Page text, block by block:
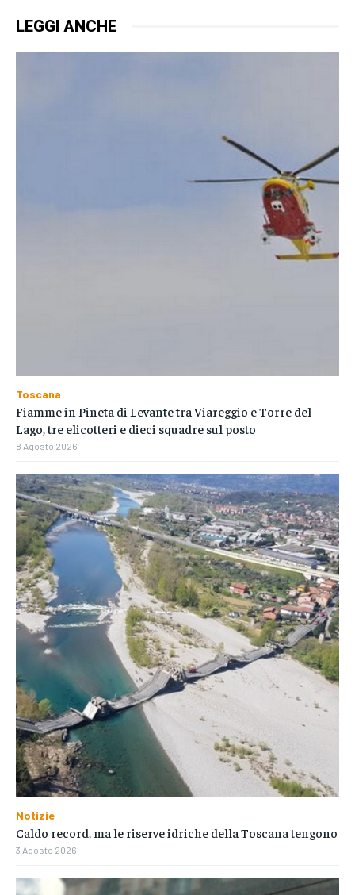
LEGGI ANCHE
Toscana
Fiamme in Pineta di Levante tra Viareggio e Torre del
Lago, tre elicotteri e dieci squadre sul posto
8 Agosto 2026
Notizie
Caldo record, ma le riserve idriche della Toscana tengono
3 Agosto 2026